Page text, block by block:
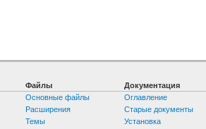
Файлы
Основные файлы
Расширения
Темы
Документация
Оглавление
Старые документы
Установка